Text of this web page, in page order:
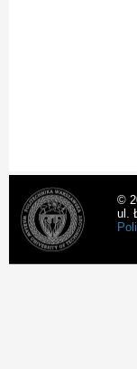
©
ul.